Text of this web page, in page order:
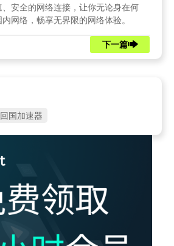
安全的网络连接，让你无论身在何
网络，畅享无界限的网络体验。
下一篇
回国加速器